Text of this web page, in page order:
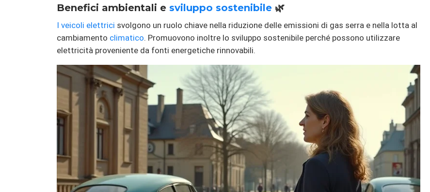
Benefici ambientali e sviluppo sostenibile 🌿
I veicoli elettrici svolgono un ruolo chiave nella riduzione delle emissioni di gas serra e nella lotta al
cambiamento climatico. Promuovono inoltre lo sviluppo sostenibile perché possono utilizzare
elettricità proveniente da fonti energetiche rinnovabili.